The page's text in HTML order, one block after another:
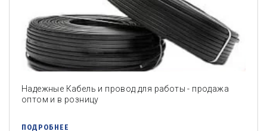
Надежные Кабель и провод для работы - продажа
оптом и в розницу
ПОДРОБНЕЕ